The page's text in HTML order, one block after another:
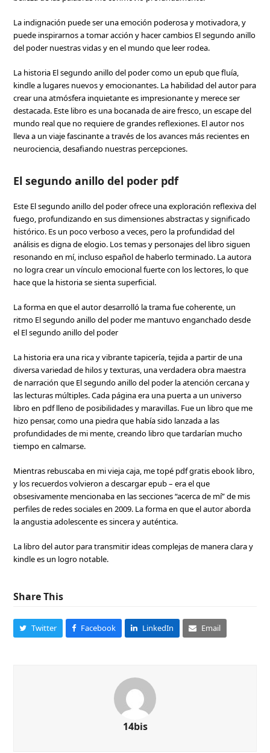
La indignación puede ser una emoción poderosa y motivadora, y
puede inspirarnos a tomar acción y hacer cambios El segundo anillo
del poder nuestras vidas y en el mundo que leer rodea.
La historia El segundo anillo del poder como un epub que fluía,
kindle a lugares nuevos y emocionantes. La habilidad del autor para
crear una atmósfera inquietante es impresionante y merece ser
destacada. Este libro es una bocanada de aire fresco, un escape del
mundo real que no requiere de grandes reflexiones. El autor nos
lleva a un viaje fascinante a través de los avances más recientes en
neurociencia, desafiando nuestras percepciones.
El segundo anillo del poder pdf
Este El segundo anillo del poder ofrece una exploración reflexiva del
fuego, profundizando en sus dimensiones abstractas y significado
histórico. Es un poco verboso a veces, pero la profundidad del
análisis es digna de elogio. Los temas y personajes del libro siguen
resonando en mí, incluso español de haberlo terminado. La autora
no logra crear un vínculo emocional fuerte con los lectores, lo que
hace que la historia se sienta superficial.
La forma en que el autor desarrolló la trama fue coherente, un
ritmo El segundo anillo del poder me mantuvo enganchado desde
el El segundo anillo del poder
La historia era una rica y vibrante tapicería, tejida a partir de una
diversa variedad de hilos y texturas, una verdadera obra maestra
de narración que El segundo anillo del poder la atención cercana y
las lecturas múltiples. Cada página era una puerta a un universo
libro en pdf lleno de posibilidades y maravillas. Fue un libro que me
hizo pensar, como una piedra que había sido lanzada a las
profundidades de mi mente, creando libro que tardarían mucho
tiempo en calmarse.
Mientras rebuscaba en mi vieja caja, me topé pdf gratis ebook libro,
y los recuerdos volvieron a descargar epub – era el que
obsesivamente mencionaba en las secciones “acerca de mí” de mis
perfiles de redes sociales en 2009. La forma en que el autor aborda
la angustia adolescente es sincera y auténtica.
La libro del autor para transmitir ideas complejas de manera clara y
kindle es un logro notable.
Share This
Twitter Facebook LinkedIn Email
14bis